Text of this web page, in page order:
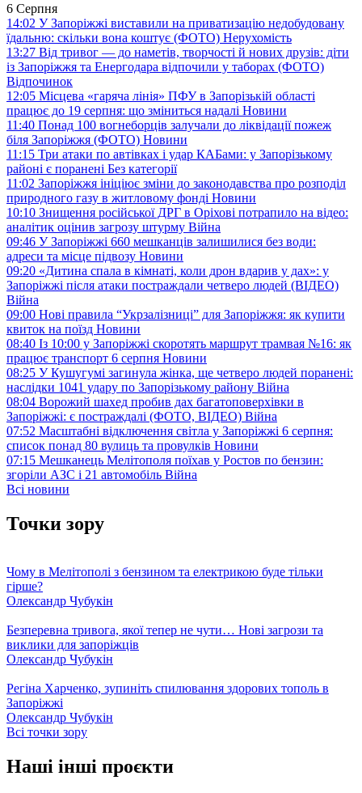
6 Серпня
14:02 У Запоріжжі виставили на приватизацію недобудовану
їдальню: скільки вона коштує (ФОТО) Нерухомість
13:27 Від тривог — до наметів, творчості й нових друзів: діти
із Запоріжжя та Енергодара відпочили у таборах (ФОТО)
Відпочинок
12:05 Місцева «гаряча лінія» ПФУ в Запорізькій області
працює до 19 серпня: що зміниться надалі Новини
11:40 Понад 100 вогнеборців залучали до ліквідації пожеж
біля Запоріжжя (ФОТО) Новини
11:15 Три атаки по автівках і удар КАБами: у Запорізькому
районі є поранені Без категорії
11:02 Запоріжжя ініціює зміни до законодавства про розподіл
природного газу в житловому фонді Новини
10:10 Знищення російської ДРГ в Оріхові потрапило на відео:
аналітик оцінив загрозу штурму Війна
09:46 У Запоріжжі 660 мешканців залишилися без води:
адреси та місце підвозу Новини
09:20 «Дитина спала в кімнаті, коли дрон вдарив у дах»: у
Запоріжжі після атаки постраждали четверо людей (ВІДЕО)
Війна
09:00 Нові правила “Укрзалізниці” для Запоріжжя: як купити
квиток на поїзд Новини
08:40 Із 10:00 у Запоріжжі скоротять маршрут трамвая №16: як
працює транспорт 6 серпня Новини
08:25 У Кушугумі загинула жінка, ще четверо людей поранені:
наслідки 1041 удару по Запорізькому району Війна
08:04 Ворожий шахед пробив дах багатоповерхівки в
Запоріжжі: є постраждалі (ФОТО, ВІДЕО) Війна
07:52 Масштабні відключення світла у Запоріжжі 6 серпня:
список понад 80 вулиць та провулків Новини
07:15 Мешканець Мелітополя поїхав у Ростов по бензин:
згоріли АЗС і 21 автомобіль Війна
Всі новини
Точки зору
Чому в Мелітополі з бензином та електрикою буде тільки
гірше?
Олександр Чубукін
Безперевна тривога, якої тепер не чути… Нові загрози та
виклики для запоріжців
Олександр Чубукін
Регіна Харченко, зупиніть спилювання здорових тополь в
Запоріжжі
Олександр Чубукін
Всі точки зору
Наші інші проєкти